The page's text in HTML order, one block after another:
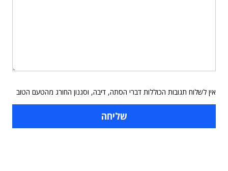
אין לשלוח תגובות הכוללות דברי הסתה, דיבה, וסגנון החורג מהטעם הטוב